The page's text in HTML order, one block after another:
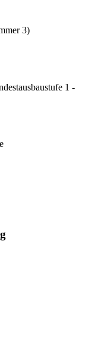
3)
1 -